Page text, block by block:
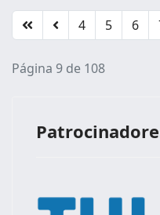
4 5 6
Página 9 de 108